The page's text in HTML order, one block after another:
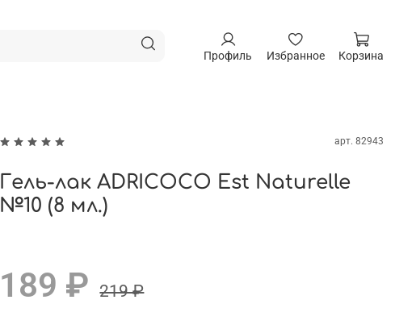
Профиль Избранное Корзина
арт. 82943
Гель-лак ADRICOCO Est Naturelle
№10 (8 мл.)
189 ₽ 219 ₽